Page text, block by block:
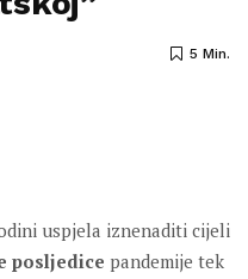
5 Min.
uspjela iznenaditi cijeli
posljedice pandemije tek